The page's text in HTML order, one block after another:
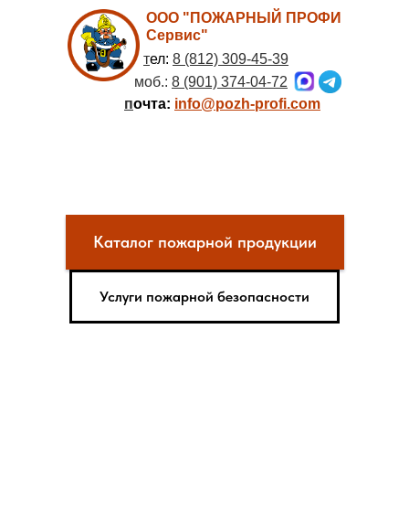
ООО "ПОЖАРНЫЙ ПРОФИ
Сервис"
почта: info@pozh-profi.com
тел: 8 (812) 309-45-39
моб.: 8 (901) 374-04-72
Каталог пожарной продукции
Услуги пожарной безопасности